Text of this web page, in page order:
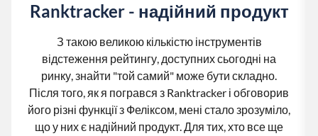
Ranktracker - надійний продукт
З такою великою кількістю інструментів
відстеження рейтингу, доступних сьогодні на
ринку, знайти "той самий" може бути складно.
Після того, як я погрався з Ranktracker і обговорив
його різні функції з Феліксом, мені стало зрозуміло,
що у них є надійний продукт. Для тих, хто все ще